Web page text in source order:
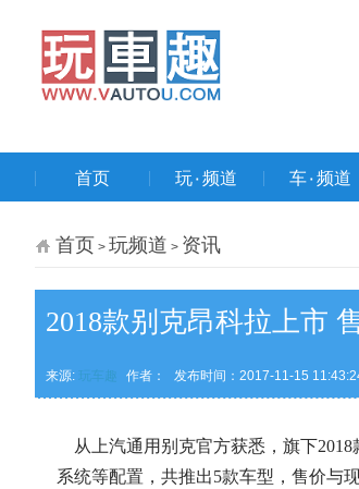
首页 玩۰频道 车۰频道
首页 > 玩频道 > 资讯
2018款别克昂科拉上市
来源: 玩车趣 作者： 发布时间：2017-11-15
从上汽通用别克官方获悉，旗下2018
系统等配置，共推出5款车型，售价与